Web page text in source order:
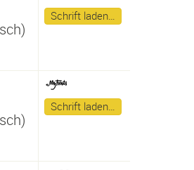
Schrift laden…
Schrift laden…